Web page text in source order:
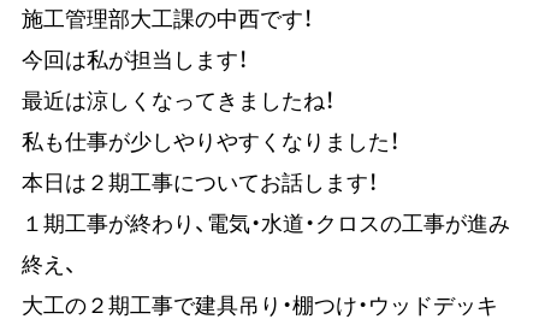
施工管理部大工課の中西です！
今回は私が担当します！
最近は涼しくなってきましたね！
私も仕事が少しやりやすくなりました！
本日は２期工事についてお話します！
１期工事が終わり、電気・水道・クロスの工事が進み
終え、
大工の２期工事で建具吊り・棚つけ・ウッドデッキ